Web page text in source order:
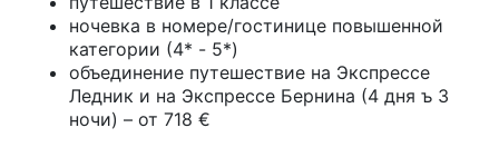
ночевка в номере/гостинице повышенной
категории (4* - 5*)
объединение путешествие на Экспрессе
Ледник и на Экспрессе Бернина (4 дня ъ 3
ночи) – от 718 €